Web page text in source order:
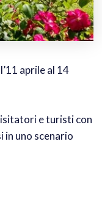
aprile al 14
e turisti con
uno scenario